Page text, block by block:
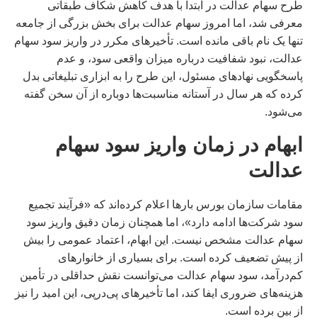
طرح سهام عدالت در ابتدا با هدف کاهش شکاف طبقاتی
معرفی شد، اما امروز سهام عدالت برای بخش بزرگی از جامعه
تنها یک نام باقی مانده است. تأخیرهای مکرر در واریز سود سهام
عدالت، نبود شفافیت درباره میزان واقعی سود، و عدم
پاسخگویی نهادهای مسئول، این طرح را به ابزاری تبلیغاتی بدل
کرده که هر سال در آستانه مناسبت‌ها دوباره از آن سخن گفته
می‌شود.
ابهام در زمان واریز سود سهام
عدالت
مقامات سازمان بورس بارها اعلام کرده‌اند که «فرآیند تجمیع
سود شرکت‌ها ادامه دارد»، اما همچنان زمان دقیق واریز سود
سهام عدالت مشخص نیست. این ابهام، اعتماد عمومی را بیش
از پیش تضعیف کرده است. برای بسیاری از خانوارهای
کم‌درآمد، سود سهام عدالت می‌توانست نقش حداقلی در تأمین
هزینه‌های ضروری ایفا کند، اما تأخیرهای پی‌درپی، این امید را نیز
از بین برده است.